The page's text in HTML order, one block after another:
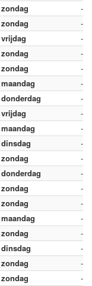
zondag
-
zondag
-
vrijdag
-
zondag
-
zondag
-
maandag
-
donderdag
-
vrijdag
-
maandag
-
dinsdag
-
zondag
-
donderdag
-
zondag
-
zondag
-
maandag
-
zondag
-
dinsdag
-
zondag
-
zondag
-